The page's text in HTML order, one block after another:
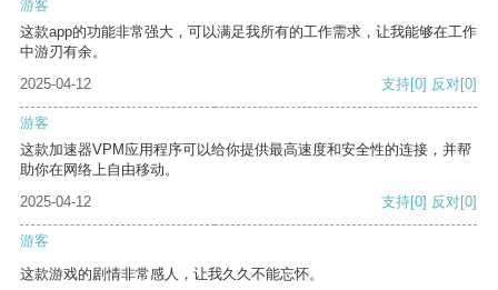
游客
这款app的功能非常强大，可以满足我所有的工作需求，让我能够在工作
中游刃有余。
2025-04-12
支持[0] 反对[0]
游客
这款加速器VPM应用程序可以给你提供最高速度和安全性的连接，并帮
助你在网络上自由移动。
2025-04-12
支持[0] 反对[0]
游客
这款游戏的剧情非常感人，让我久久不能忘怀。